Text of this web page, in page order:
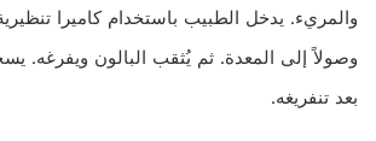
والمريء. يدخل الطبيب باستخدام كاميرا
وصولاً إلى المعدة. ثم يُثقب البالون ويفرغه.
بعد تنفريغه.